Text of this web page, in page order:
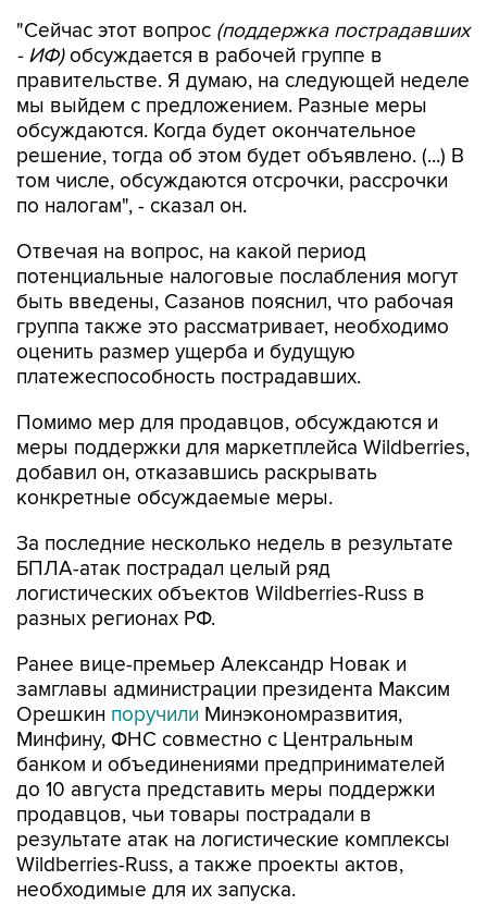
"Сейчас этот вопрос (поддержка пострадавших
- ИФ)обсуждается в рабочей группе в
правительстве. Я думаю, на следующей неделе
мы выйдем с предложением. Разные меры
обсуждаются. Когда будет окончательное
решение, тогда об этом будет объявлено. (...) В
том числе, обсуждаются отсрочки, рассрочки
по налогам", - сказал он.
Отвечая на вопрос, на какой период
потенциальные налоговые послабления могут
быть введены, Сазанов пояснил, что рабочая
группа также это рассматривает, необходимо
оценить размер ущерба и будущую
платежеспособность пострадавших.
Помимо мер для продавцов, обсуждаются и
меры поддержки для маркетплейса Wildberries,
добавил он, отказавшись раскрывать
конкретные обсуждаемые меры.
За последние несколько недель в результате
БПЛА-атак пострадал целый ряд
логистических объектов Wildberries-Russ в
разных регионах РФ.
Ранее вице-премьер Александр Новак и
замглавы администрации президента Максим
Орешкин поручили Минэкономразвития,
Минфину, ФНС совместно с Центральным
банком и объединениями предпринимателей
до 10 августа представить меры поддержки
продавцов, чьи товары пострадали в
результате атак на логистические комплексы
Wildberries-Russ, а также проекты актов,
необходимые для их запуска.